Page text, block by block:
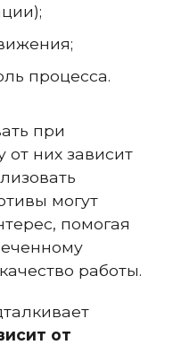
процесса.
при
от них зависит
могут
помогая
работы.
от